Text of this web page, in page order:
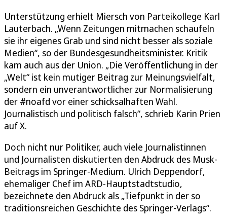
Unterstützung erhielt Miersch von Parteikollege Karl
Lauterbach. „Wenn Zeitungen mitmachen schaufeln
sie ihr eigenes Grab und sind nicht besser als soziale
Medien“, so der Bundesgesundheitsminister. Kritik
kam auch aus der Union. „Die Veröffentlichung in der
„Welt“ ist kein mutiger Beitrag zur Meinungsvielfalt,
sondern ein unverantwortlicher zur Normalisierung
der #noafd vor einer schicksalhaften Wahl.
Journalistisch und politisch falsch“, schrieb Karin Prien
auf X.
Doch nicht nur Politiker, auch viele Journalistinnen
und Journalisten diskutierten den Abdruck des Musk-
Beitrags im Springer-Medium. Ulrich Deppendorf,
ehemaliger Chef im ARD-Hauptstadtstudio,
bezeichnete den Abdruck als „Tiefpunkt in der so
traditionsreichen Geschichte des Springer-Verlags“.